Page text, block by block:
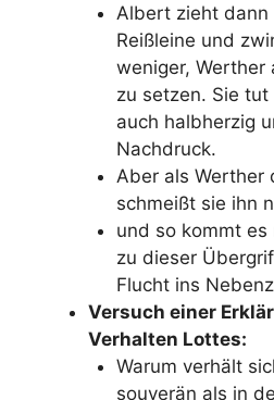
Albert zieht
Reißleine und
weniger, Werther
zu setzen. Sie
auch halbherzig
Nachdruck.
Aber als Werther
schmeißt sie ihn
und so kommt
zu dieser
Flucht ins
Versuch einer
Verhalten Lottes:
Warum verhält
souverän als in